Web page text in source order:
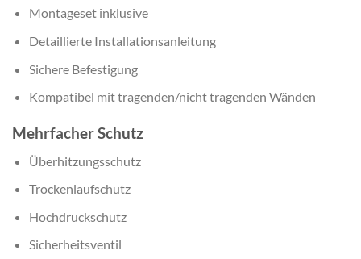
Montageset inklusive
Detaillierte Installationsanleitung
Sichere Befestigung
Kompatibel mit tragenden/nicht tragenden Wänden
Mehrfacher Schutz
Überhitzungsschutz
Trockenlaufschutz
Hochdruckschutz
Sicherheitsventil